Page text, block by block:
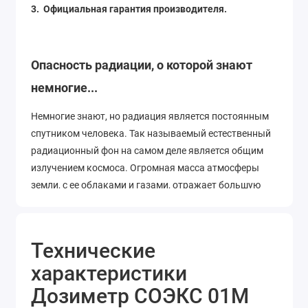
3. Официальная гарантия производителя.
Опасность радиации, о которой знают
немногие...
Немногие знают, но радиация является постоянным
спутником человека. Так называемый естественный
радиационный фон на самом деле является общим
излучением космоса. Огромная масса атмосферы
земли, с ее облаками и газами, отражает большую
или полететь на самолете, и излучение достигнет
опасных значение в 1,5 и более мкЗв. Такое
излучение опасно только при постоянном облучении
(месяцы и годы). Именно поэтому пилоты и
Технические
характеристики
Дозиметр СОЭКС 01М